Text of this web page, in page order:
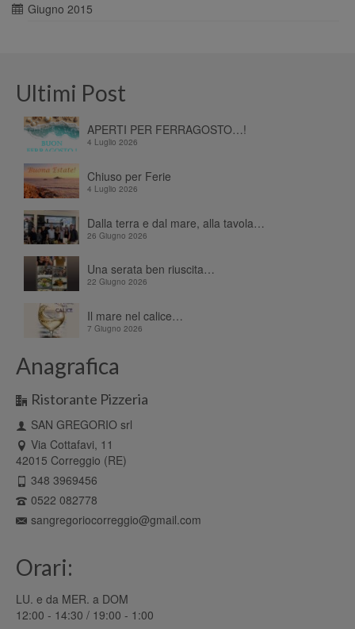
Giugno 2015
Ultimi Post
APERTI PER FERRAGOSTO…!
4 Luglio 2026
Chiuso per Ferie
4 Luglio 2026
Dalla terra e dal mare, alla tavola…
26 Giugno 2026
Una serata ben riuscita…
22 Giugno 2026
Il mare nel calice…
7 Giugno 2026
Anagrafica
Ristorante Pizzeria
SAN GREGORIO srl
Via Cottafavi, 11
42015 Correggio (RE)
348 3969456
0522 082778
sangregoriocorreggio@gmail.com
Orari:
LU. e da MER. a DOM
12:00 - 14:30 / 19:00 - 1:00